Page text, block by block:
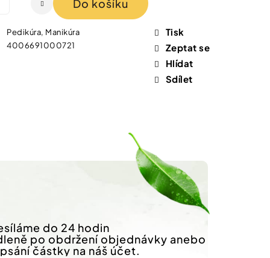
Do košíku
Pedikúra, Manikúra
4006691000721
Tisk
Zeptat se
Hlídat
Sdílet
do 24 hodin
po obdržení objednávky anebo
částky na náš účet.